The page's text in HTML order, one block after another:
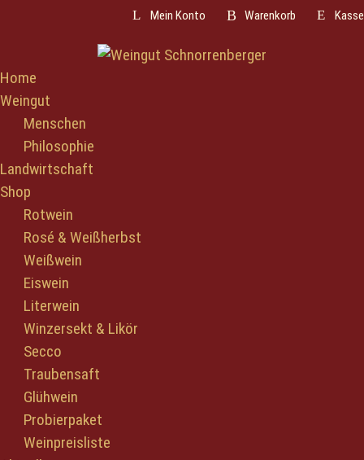
Mein Konto Warenkorb Kasse
Home
Weingut
Menschen
Philosophie
Landwirtschaft
Shop
Rotwein
Rosé & Weißherbst
Weißwein
Eiswein
Literwein
Winzersekt & Likör
Secco
Traubensaft
Glühwein
Probierpaket
Weinpreisliste